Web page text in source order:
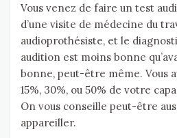
Vous venez de faire un test
d’une visite de médecine du
audioprothésiste, et le
audition est moins bonne
bonne, peut-être même. Vous
15%, 30%, ou 50% de votre
On vous conseille peut-être
appareiller.